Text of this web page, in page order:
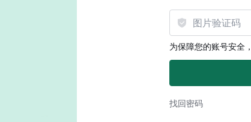
为保障您的账号安全
找回密码